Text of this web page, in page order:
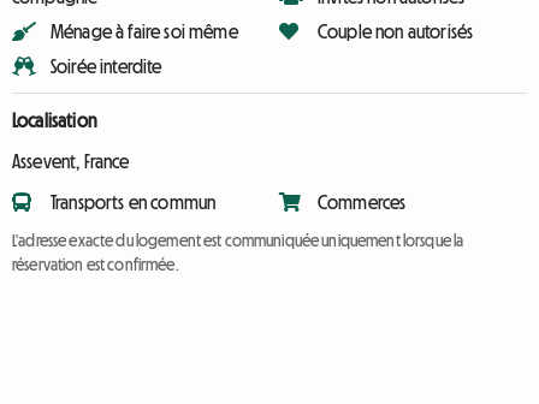
Ménage à faire soi même
Soirée interdite
Couple non autorisés
Localisation
Assevent, France
Transports en commun Commerces
L'adresse exacte du logement est communiquée uniquement lorsque la
réservation est confirmée.